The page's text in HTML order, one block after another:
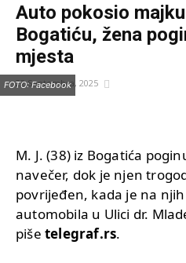
Auto pokosio
Bogatiću, žena
mjesta
22 Septembra, 2025
FOTO: Facebook
M. J. (38) iz Bogatića
navečer, dok je njen
povrijeđen, kada je na
automobila u Ulici dr.
piše telegraf.rs.